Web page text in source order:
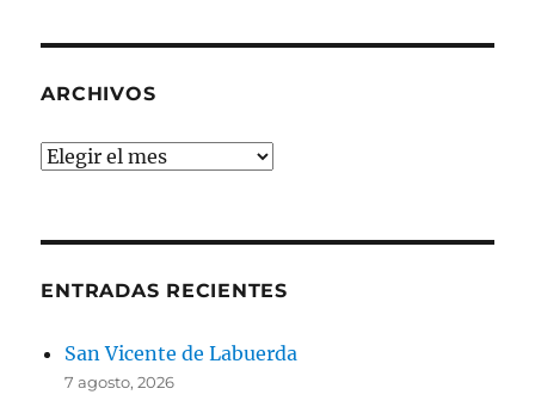
ARCHIVOS
Archivos
ENTRADAS RECIENTES
San Vicente de Labuerda
7 agosto, 2026